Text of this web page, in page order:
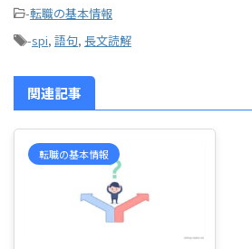
-転職の基本情報
-spi, 語句, 長文読解
関連記事
転職の基本情報